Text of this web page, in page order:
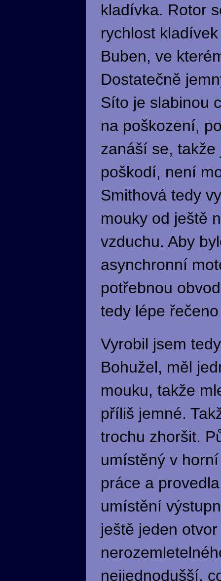
kladívka. Rotor
rychlost
Buben, ve
Dostatečně
Síto je slabinou
na poškození,
zanáší se,
poškodí, není
Smithová tedy
mouky od ještě
vzduchu. Aby
asynchronní
potřebnou
tedy lépe
Vyrobil jsem
Bohužel, měl
mouku, takže
příliš jemné.
trochu zhoršit.
umístěný v
práce a
umístění
ještě jeden
nejjednodušší,